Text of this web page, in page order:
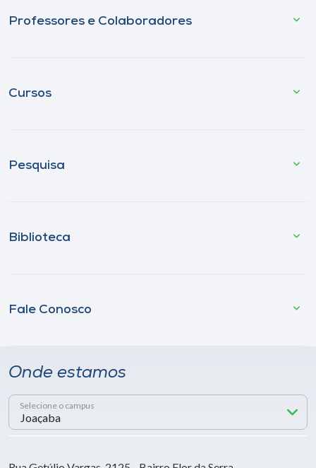
Professores e Colaboradores
Cursos
Pesquisa
Biblioteca
Fale Conosco
Onde estamos
Selecione o campus